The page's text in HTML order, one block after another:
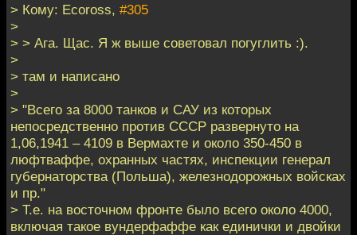
> Кому: Ecoross, #305
>
> > Ага. Щас. Я ж выше советовал погуглить :).
>
> там и написано
>
> "Всего за 8000 танков и САУ из которых
непосредственно против СССР развернуто на
1,06,1941 – 4109 в Вермахте и около 350-450 в
люфтваффе, охранных частях, инспекции генерал
губернаторства (Польша), железнодорожных войсках
и пр."
> Т.е. на восточном фронте было всего около 4000,
включая такое вундерфаффе как единички и двойки